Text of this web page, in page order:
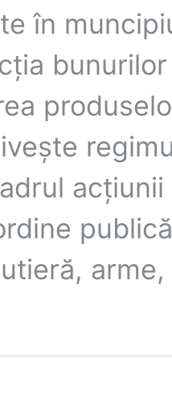
în